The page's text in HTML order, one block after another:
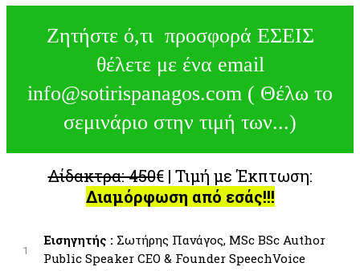
Ζητήστε ό,τι προσφορά ΕΣΕΙΣ
θέλετε με ένα email
info@sotirispanagos.com ( Θέλω το
σεμινάριο στην τιμή των...)
Δίδακτρα: 450€ | Τιμή με Έκπτωση:
Διαμόρφωση από εσάς!!!
1
Εισηγητής : Σωτήρης Πανάγος, MSc BSc Author
Public Speaker CEO & Founder SpeechVoice